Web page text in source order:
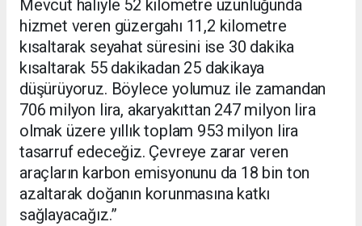
Mevcut haliyle 52 kilometre uzunluğunda
hizmet veren güzergahı 11,2 kilometre
kısaltarak seyahat süresini ise 30 dakika
kısaltarak 55 dakikadan 25 dakikaya
düşürüyoruz. Böylece yolumuz ile zamandan
706 milyon lira, akaryakıttan 247 milyon lira
olmak üzere yıllık toplam 953 milyon lira
tasarruf edeceğiz. Çevreye zarar veren
araçların karbon emisyonunu da 18 bin ton
azaltarak doğanın korunmasına katkı
sağlayacağız.”